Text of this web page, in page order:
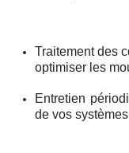
Traitement des
optimiser les
Entretien
de vos